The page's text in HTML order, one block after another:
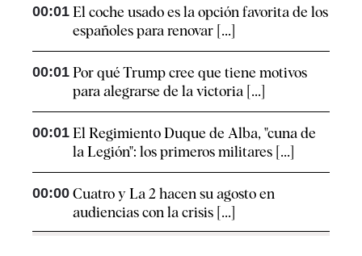
00:01 El coche usado es la opción favorita de los
españoles para renovar [...]
00:01 Por qué Trump cree que tiene motivos
para alegrarse de la victoria [...]
00:01 El Regimiento Duque de Alba, "cuna de
la Legión": los primeros militares [...]
00:00 Cuatro y La 2 hacen su agosto en
audiencias con la crisis [...]